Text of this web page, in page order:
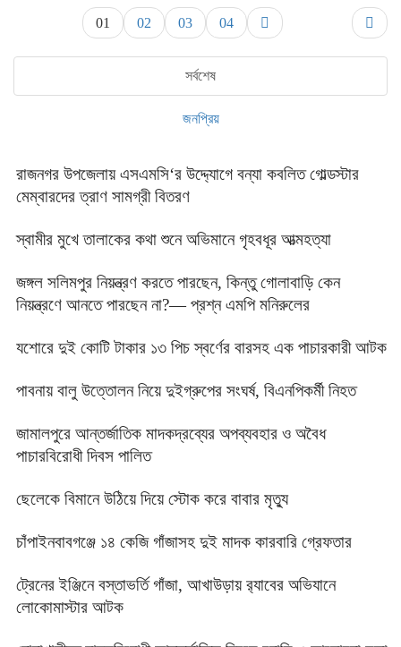
01 02 03 04
সর্বশেষ
জনপ্রিয়
রাজনগর উপজেলায় এসএমসি‘র উদ্দ্যোগে বন্যা কবলিত গোল্ডস্টার
মেম্বারদের ত্রাণ সামগ্রী বিতরণ
স্বামীর মুখে তালাকের কথা শুনে অভিমানে গৃহবধূর আত্মহত্যা
জঙ্গল সলিমপুর নিয়ন্ত্রণ করতে পারছেন, কিন্তু গোলাবাড়ি কেন
নিয়ন্ত্রণে আনতে পারছেন না?— প্রশ্ন এমপি মনিরুলের
যশোরে দুই কোটি টাকার ১৩ পিচ স্বর্ণের বারসহ এক পাচারকারী আটক
পাবনায় বালু উত্তোলন নিয়ে দুইগ্রুপের সংঘর্ষ, বিএনপিকর্মী নিহত
জামালপুরে আন্তর্জাতিক মাদকদ্রব্যের অপব্যবহার ও অবৈধ
পাচারবিরোধী দিবস পালিত
ছেলেকে বিমানে উঠিয়ে দিয়ে স্টোক করে বাবার মৃত্যু
চাঁপাইনবাবগঞ্জে ১৪ কেজি গাঁজাসহ দুই মাদক কারবারি গ্রেফতার
ট্রেনের ইঞ্জিনে বস্তাভর্তি গাঁজা, আখাউড়ায় র‍্যাবের অভিযানে
লোকোমাস্টার আটক